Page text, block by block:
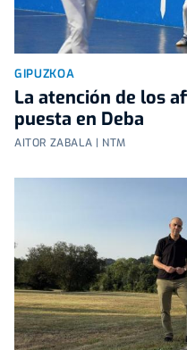
GIPUZKOA
La atención de los
puesta en Deba
AITOR ZABALA | NTM